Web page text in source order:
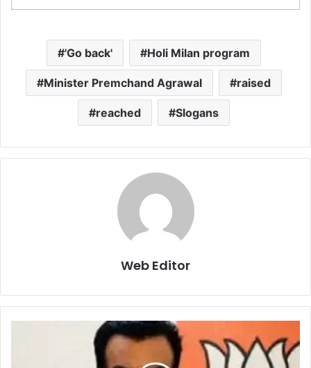
'Go back' Holi Milan program
Minister Premchand Agrawal raised
reached Slogans
Web Editor